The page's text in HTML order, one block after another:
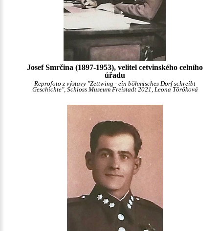
Josef Smrčina (1897-1953), velitel cetvinského celního
úřadu
Reprofoto z výstavy "Zettwing - ein böhmisches Dorf schreibt
Geschichte", Schloss Museum Freistadt 2021, Leona Töröková